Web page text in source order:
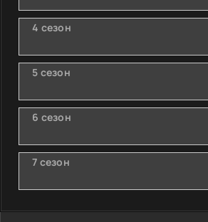
4 сезон
5 сезон
6 сезон
7 сезон